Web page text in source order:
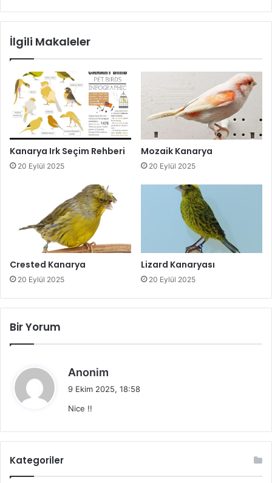
İlgili Makaleler
Kanarya Irk Seçim Rehberi
20 Eylül 2025
Mozaik Kanarya
20 Eylül 2025
Crested Kanarya
20 Eylül 2025
Lizard Kanaryası
20 Eylül 2025
Bir Yorum
Anonim
e
i
9 Ekim 2025, 18:58
Nice !!
Kategoriler